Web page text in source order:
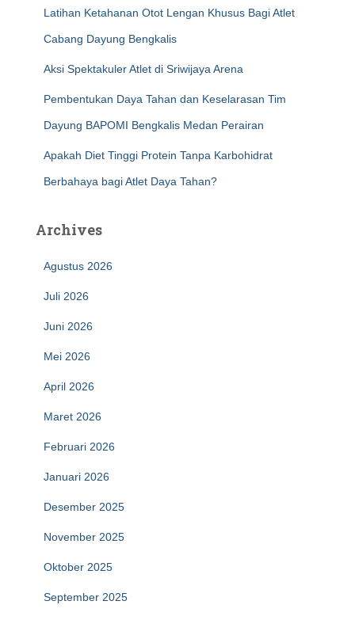
Latihan Ketahanan Otot Lengan Khusus Bagi Atlet
Cabang Dayung Bengkalis
Aksi Spektakuler Atlet di Sriwijaya Arena
Pembentukan Daya Tahan dan Keselarasan Tim
Dayung BAPOMI Bengkalis Medan Perairan
Apakah Diet Tinggi Protein Tanpa Karbohidrat
Berbahaya bagi Atlet Daya Tahan?
Archives
Agustus 2026
Juli 2026
Juni 2026
Mei 2026
April 2026
Maret 2026
Februari 2026
Januari 2026
Desember 2025
November 2025
Oktober 2025
September 2025